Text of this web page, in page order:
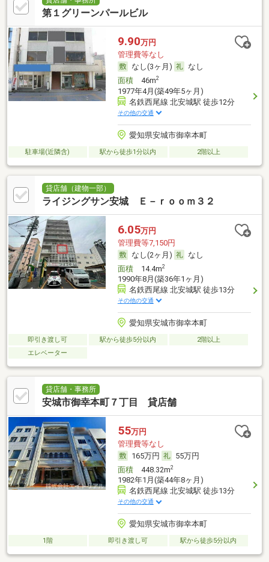
第１グリーンパールビル
9.90万円
管理費等なし
なし(3ヶ月)
なし
面積46m2
1977年4月(築49年5ヶ月)
名鉄西尾線 北安城駅 徒歩12分
その他の交通
愛知県安城市御幸本町
駐車場(近隣含) 駅から徒歩1分以内 2階以上
貸店舗（建物一部）
ライジングサン安城 Ｅ－ｒｏｏｍ３２
6.05万円
管理費等7,150円
なし(2ヶ月)
なし
面積14.4m2
1990年8月(築36年1ヶ月)
名鉄西尾線 北安城駅 徒歩13分
その他の交通
愛知県安城市御幸本町
即引き渡し可 駅から徒歩5分以内
2階以上
エレベーター
貸店舗・事務所
安城市御幸本町７丁目 貸店舗
55万円
管理費等なし
165万円
55万円
面積448.32m2
1982年1月(築44年8ヶ月)
名鉄西尾線 北安城駅 徒歩13分
その他の交通
愛知県安城市御幸本町
1階 即引き渡し可 駅から徒歩5分以内